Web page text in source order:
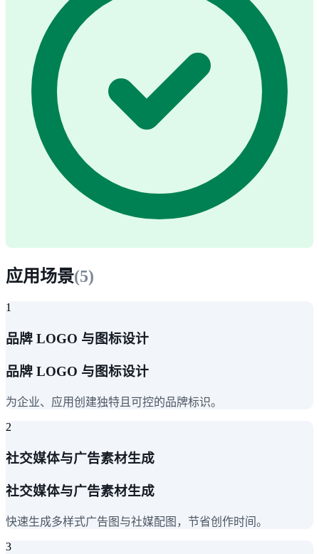
应用场景(5)
1
品牌 LOGO 与图标设计
品牌 LOGO 与图标设计
为企业、应用创建独特且可控的品牌标识。
2
社交媒体与广告素材生成
社交媒体与广告素材生成
快速生成多样式广告图与社媒配图，节省创作时间。
3